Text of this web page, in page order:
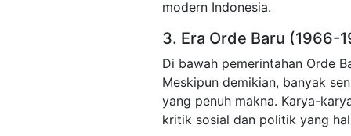
modern Indonesia.
3. Era Orde Baru (1966-
Di bawah pemerintahan Orde
Meskipun demikian, banyak
yang penuh makna. Karya-
kritik sosial dan politik yang